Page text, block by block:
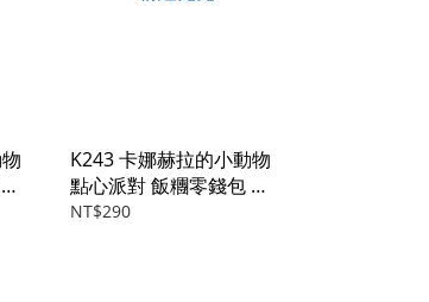
K243 卡娜赫拉的小動物
點心派對 飯糰零錢包 粉
紅兔兔
NT$290